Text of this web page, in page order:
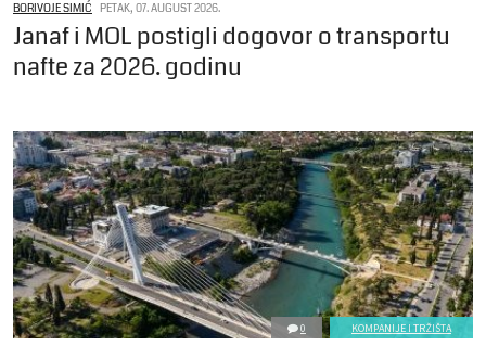
BORIVOJE SIMIĆ PETAK, 07. AUGUST 2026.
Janaf i MOL postigli dogovor o transportu
nafte za 2026. godinu
0 KOMPANIJE I TRŽIŠTA